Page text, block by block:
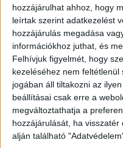
hozzájárulhat ahhoz, hogy
leírtak szerint adatkezelést
hozzájárulás megadása
információkhoz juthat, és
Felhívjuk figyelmét, hogy
kezeléséhez nem
jogában áll tiltakozni az
beállításai csak erre a
megváltoztathatja a
hozzájárulását, ha
alján található